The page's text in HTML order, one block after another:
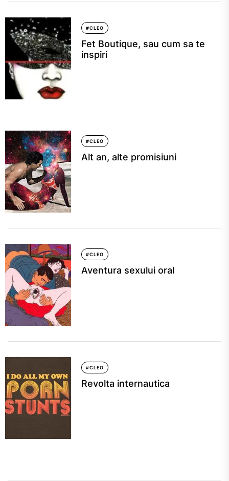
#CLEO
Fet Boutique, sau cum sa te
inspiri
#CLEO
Alt an, alte promisiuni
#CLEO
Aventura sexului oral
#CLEO
Revolta internautica